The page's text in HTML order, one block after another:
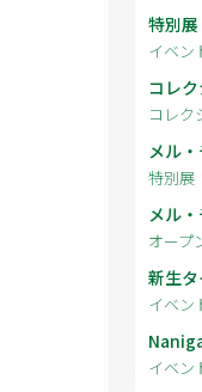
特別
イベン
コレ
コレク
メル
特別展
メル
オープ
新生
イベン
イベン